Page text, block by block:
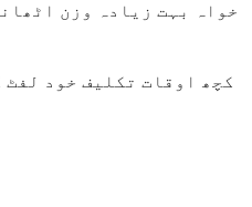
خواہ بہت زیادہ وزن
کچھ اوقات تکلیف خود